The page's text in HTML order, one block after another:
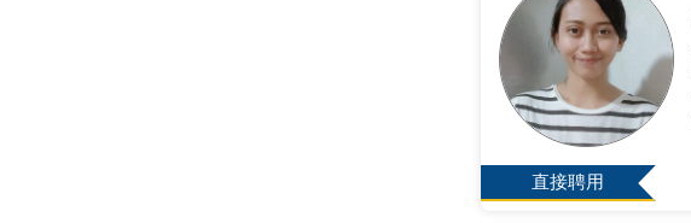
直接聘用